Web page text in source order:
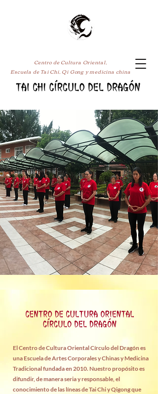
Centro de Cultura Oriental,
Escuela de Tai Chi, Qi Gong y medicina china
El Centro de Cultura Oriental Círculo del Dragón es
una Escuela de Artes Corporales y Chinas y Medicina
Tradicional fundada en 2010. Nuestro propósito es
difundir, de manera seria y responsable, el
conocimiento de las líneas de Tai Chi y Qigong que